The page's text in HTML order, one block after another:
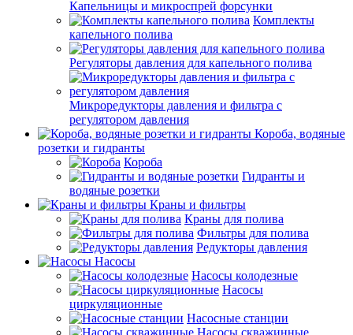
Капельницы и микроспрей форсунки
Комплекты
капельного полива
Регуляторы давления для капельного полива
Микроредукторы давления и фильтра с
регулятором давления
Короба, водяные
розетки и гидранты
Короба
Гидранты и
водяные розетки
Краны и фильтры
Краны для полива
Фильтры для полива
Редукторы давления
Насосы
Насосы колодезные
Насосы
циркуляционные
Насосные станции